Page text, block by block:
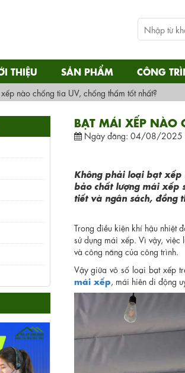
THIỆU SẢN PHẨM CÔNG
nào chống tia UV, chống thấm tốt nhất?
BẠT MÁI XẾP NÀO
Ngày đăng: 04/08/2025
Không phải loại bạt xếp
bảo chất lượng mái xếp
tiết và ngân sách, đồng
Trong điều kiện khí hậu nhiệt
sử dụng mái xếp. Vì vậy,
và công năng của công trình.
Vậy giữa vô số loại bạt xếp
mái xếp , mái hiên di động